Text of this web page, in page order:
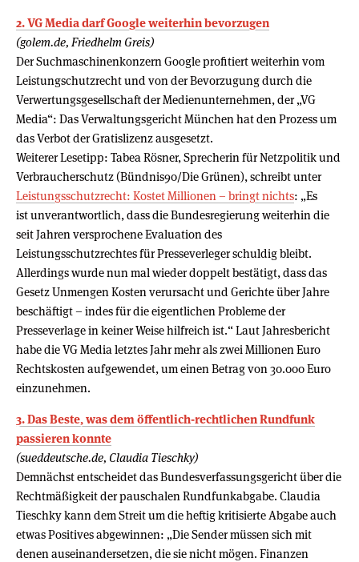
2. VG Media darf Google weiterhin bevorzugen
(golem.de, Friedhelm Greis)
Der Suchmaschinenkonzern Google profitiert weiterhin vom
Leistungschutzrecht und von der Bevorzugung durch die
Verwertungsgesellschaft der Medienunternehmen, der „VG
Media“: Das Verwaltungsgericht München hat den Prozess um
das Verbot der Gratislizenz ausgesetzt.
Weiterer Lesetipp: Tabea Rösner, Sprecherin für Netzpolitik und
Verbraucherschutz (Bündnis90/Die Grünen), schreibt unter
Leistungsschutzrecht: Kostet Millionen – bringt nichts: „Es
ist unverantwortlich, dass die Bundesregierung weiterhin die
seit Jahren versprochene Evaluation des
Leistungsschutzrechtes für Presseverleger schuldig bleibt.
Allerdings wurde nun mal wieder doppelt bestätigt, dass das
Gesetz Unmengen Kosten verursacht und Gerichte über Jahre
beschäftigt – indes für die eigentlichen Probleme der
Presseverlage in keiner Weise hilfreich ist.“ Laut Jahresbericht
habe die VG Media letztes Jahr mehr als zwei Millionen Euro
Rechtskosten aufgewendet, um einen Betrag von 30.000 Euro
einzunehmen.
3. Das Beste, was dem öffentlich-rechtlichen Rundfunk
passieren konnte
(sueddeutsche.de, Claudia Tieschky)
Demnächst entscheidet das Bundesverfassungsgericht über die
Rechtmäßigkeit der pauschalen Rundfunkabgabe. Claudia
Tieschky kann dem Streit um die heftig kritisierte Abgabe auch
etwas Positives abgewinnen: „Die Sender müssen sich mit
denen auseinandersetzen, die sie nicht mögen. Finanzen